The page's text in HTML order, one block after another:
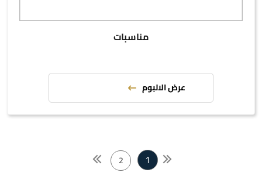
مناسبات
عرض الالبوم
1
2